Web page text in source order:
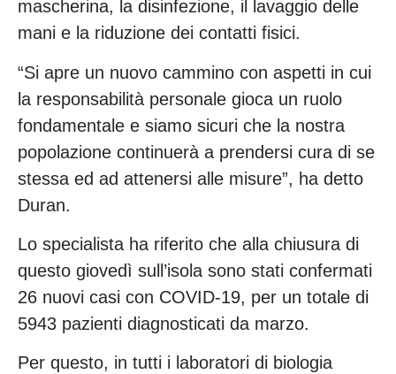
mascherina, la disinfezione, il lavaggio delle
mani e la riduzione dei contatti fisici.
“Si apre un nuovo cammino con aspetti in cui
la responsabilità personale gioca un ruolo
fondamentale e siamo sicuri che la nostra
popolazione continuerà a prendersi cura di se
stessa ed ad attenersi alle misure”, ha detto
Duran.
Lo specialista ha riferito che alla chiusura di
questo giovedì sull’isola sono stati confermati
26 nuovi casi con COVID-19, per un totale di
5943 pazienti diagnosticati da marzo.
Per questo, in tutti i laboratori di biologia